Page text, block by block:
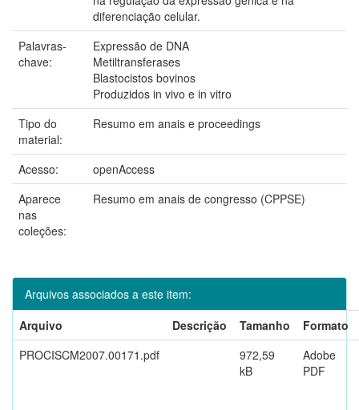
diferenciação celular.
Palavras-
chave:
Expressão de DNA
Metiltransferases
Blastocistos bovinos
Produzidos in vivo e in vitro
Tipo do
material:
Resumo em anais e proceedings
Acesso:
openAccess
Aparece
nas
coleções:
Resumo em anais de congresso (CPPSE)
Arquivos associados a este item:
Arquivo
Descrição Tamanho
Formato
PROCISCM2007.00171.pdf
972,59
kB
Adobe
PDF